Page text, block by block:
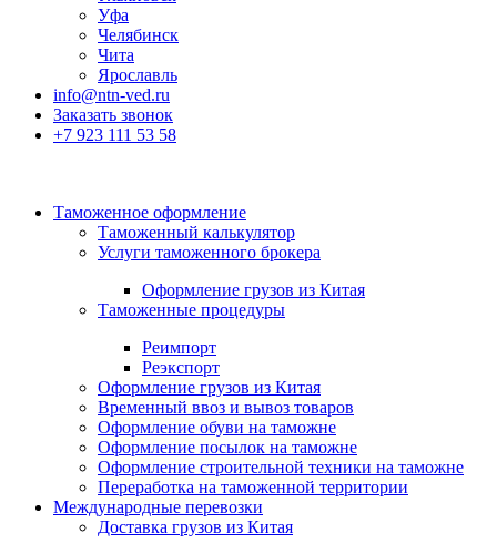
Уфа
Челябинск
Чита
Ярославль
info@ntn-ved.ru
Заказать звонок
+7 923 111 53 58
Таможенное оформление
Таможенный калькулятор
Услуги таможенного брокера
Оформление грузов из Китая
Таможенные процедуры
Реимпорт
Реэкспорт
Оформление грузов из Китая
Временный ввоз и вывоз товаров
Оформление обуви на таможне
Оформление посылок на таможне
Оформление строительной техники на таможне
Переработка на таможенной территории
Международные перевозки
Доставка грузов из Китая